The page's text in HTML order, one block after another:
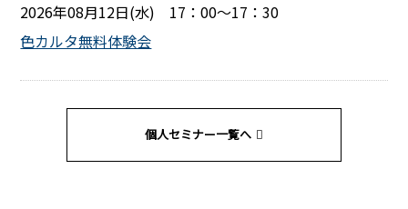
2026年08月12日(水) 17：00～17：30
色カルタ無料体験会
個人セミナー一覧へ